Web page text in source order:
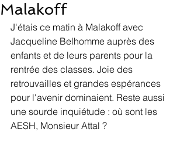
Malakoff
J'étais ce matin à Malakoff avec
Jacqueline Belhomme auprès des
enfants et de leurs parents pour la
rentrée des classes. Joie des
retrouvailles et grandes espérances
pour l'avenir dominaient. Reste aussi
une sourde inquiétude : où sont les
AESH, Monsieur Attal ?